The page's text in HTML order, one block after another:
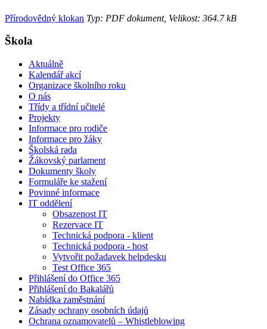
Přírodovědný klokan Typ: PDF dokument, Velikost: 364.7 kB
Škola
Aktuálně
Kalendář akcí
Organizace školního roku
O nás
Třídy a třídní učitelé
Projekty
Informace pro rodiče
Informace pro žáky
Školská rada
Žákovský parlament
Dokumenty školy
Formuláře ke stažení
Povinné informace
IT oddělení
Obsazenost IT
Rezervace IT
Technická podpora - klient
Technická podpora - host
Vytvořit požadavek helpdesku
Test Office 365
Přihlášení do Office 365
Přihlášení do Bakalářů
Nabídka zaměstnání
Zásady ochrany osobních údajů
Ochrana oznamovatelů – Whistleblowing